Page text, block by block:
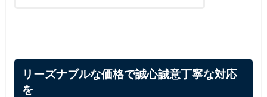
リーズナブルな価格で誠心誠意丁寧な対応
を